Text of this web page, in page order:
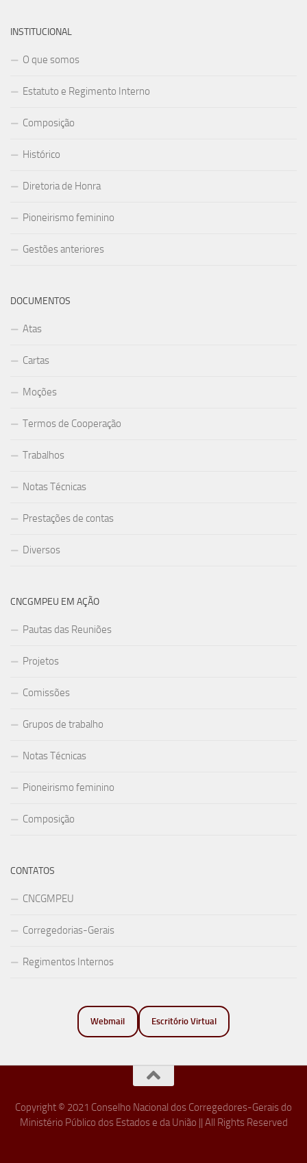
INSTITUCIONAL
O que somos
Estatuto e Regimento Interno
Composição
Histórico
Diretoria de Honra
Pioneirismo feminino
Gestões anteriores
DOCUMENTOS
Atas
Cartas
Moções
Termos de Cooperação
Trabalhos
Notas Técnicas
Prestações de contas
Diversos
CNCGMPEU EM AÇÃO
Pautas das Reuniões
Projetos
Comissões
Grupos de trabalho
Notas Técnicas
Pioneirismo feminino
Composição
CONTATOS
CNCGMPEU
Corregedorias-Gerais
Regimentos Internos
Webmail Escritório Virtual
Copyright © 2021 Conselho Nacional dos Corregedores-Gerais do
Ministério Público dos Estados e da União || All Rights Reserved